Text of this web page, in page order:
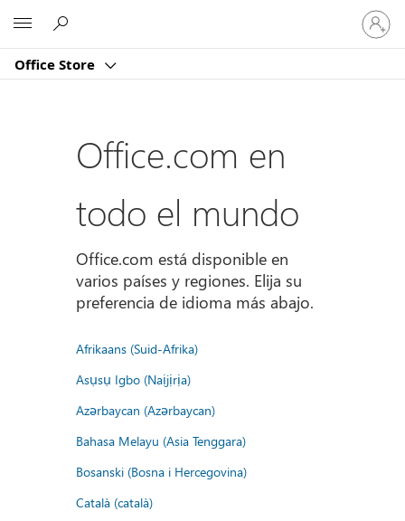
Office Store
Iniciar
sesión
en
cuenta
Office.com en
todo el mundo
Office.com está disponible en
varios países y regiones. Elija su
preferencia de idioma más abajo.
Afrikaans (Suid-Afrika)
Asụsụ Igbo (Naịjịrịa)
Azərbaycan (Azərbaycan)
Bahasa Melayu (Asia Tenggara)
Bosanski (Bosna i Hercegovina)
Català (català)